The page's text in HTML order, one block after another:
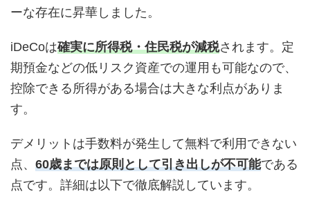
ーな存在に昇華しました。
iDeCoは確実に所得税・住民税が減税されます。定
期預金などの低リスク資産での運用も可能なので、
控除できる所得がある場合は大きな利点がありま
す。
デメリットは手数料が発生して無料で利用できない
点、 60歳までは原則として引き出しが不可能である
点です。詳細は以下で徹底解説しています。